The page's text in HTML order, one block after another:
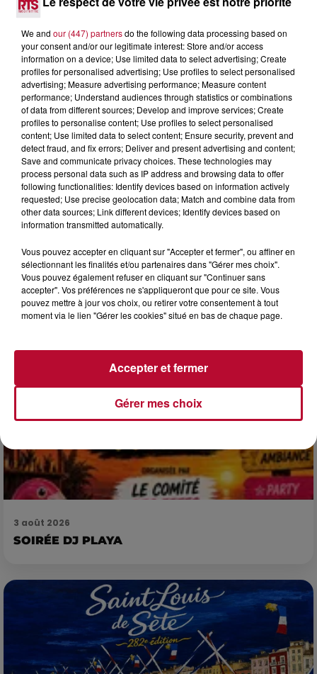
4 août 2026
HÉRAULT, PYRÉNÉES-ORIENTALES : TROIS
Pas besoin de bouteilles de plongée lourdes ni de diplômes
complexes pour observer la vie sous-marine. Cet été, un
masque, un tuba et une paire de palmes...
3 août 2026
SOIRÉE DJ PLAYA
We and our (447) partnersdo the following data processing based on
your consent and/or our legitimate interest: Store and/or access
information on a device; Use limited data to select advertising; Create
profiles for personalised advertising; Use profiles to select personalised
advertising; Measure advertising performance; Measure content
performance; Understand audiences through statistics or combinations
of data from different sources; Develop and improve services; Create
profiles to personalise content; Use profiles to select personalised
content; Use limited data to select content; Ensure security, prevent and
detect fraud, and fix errors; Deliver and present advertising and content;
Save and communicate privacy choices. These technologies may
process personal data such as IP address and browsing data to offer
following functionalities: Identify devices based on information actively
requested; Use precise geolocation data; Match and combine data from
other data sources; Link different devices; Identify devices based on
information transmitted automatically.
Vous pouvez accepter en cliquant sur "Accepter et fermer", ou affiner en
sélectionnant les finalités et/ou partenaires dans "Gérer mes choix".
Vous pouvez également refuser en cliquant sur "Continuer sans
accepter". Vos préférences ne s'appliqueront que pour ce site. Vous
pouvez mettre à jour vos choix, ou retirer votre consentement à tout
moment via le lien "Gérer les cookies" situé en bas de chaque page.
Gérer mes choix
Accepter et fermer